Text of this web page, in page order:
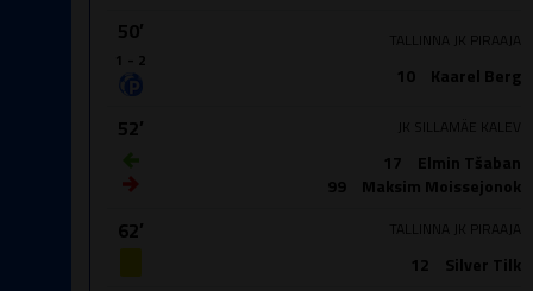
50′
1 - 2
10 Kaarel Berg
TALLINNA JK PIRAAJA
52′
17
Elmin Tšaban
99
Maksim Moissejonok
JK SILLAMÄE KALEV
62′
12 Silver Tilk
TALLINNA JK PIRAAJA